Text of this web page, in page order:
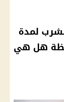
لمدة
هل هي